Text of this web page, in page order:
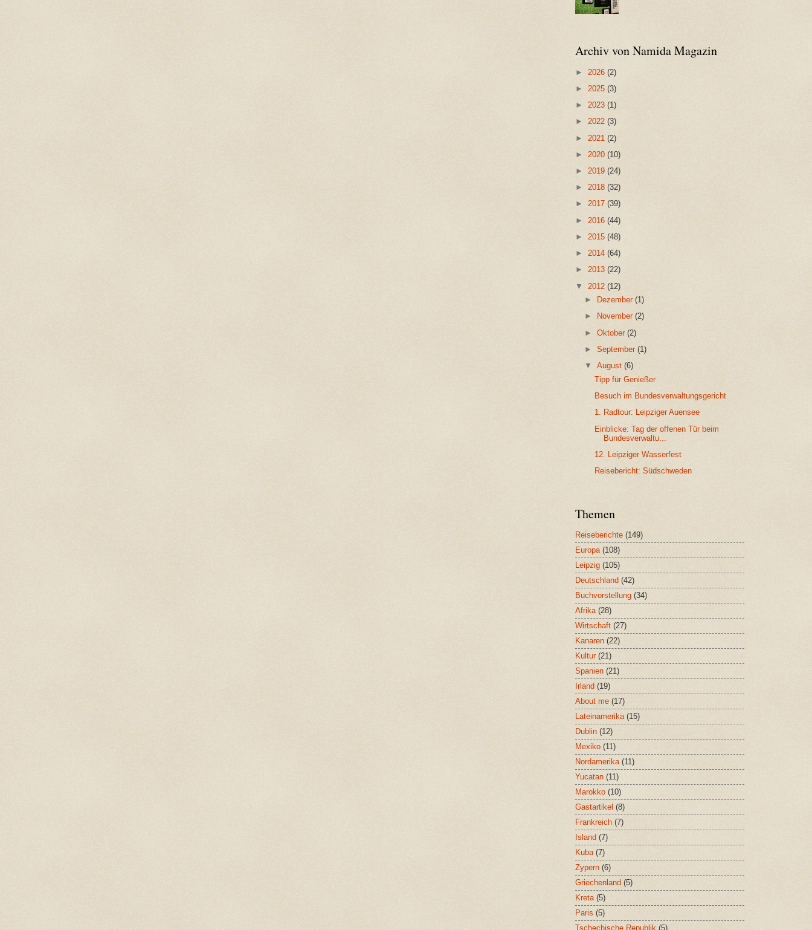
Archiv von Namida Magazin
► 2026 (2)
► 2025 (3)
► 2023 (1)
► 2022 (3)
► 2021 (2)
► 2020 (10)
► 2019 (24)
► 2018 (32)
► 2017 (39)
► 2016 (44)
► 2015 (48)
► 2014 (64)
► 2013 (22)
▼ 2012 (12)
►
Dezember(1)
►
November(2)
►Oktober(2)
►September(1)
▼August(6)
Tipp für Genießer
Besuch im Bundesverwaltungsgericht
1. Radtour: Leipziger Auensee
Einblicke: Tag der offenen Tür beim
Bundesverwaltu...
12. Leipziger Wasserfest
Reisebericht: Südschweden
Themen
Reiseberichte (149)
Europa (108)
Leipzig (105)
Deutschland (42)
Buchvorstellung (34)
Afrika (28)
Wirtschaft (27)
Kanaren (22)
Kultur (21)
Spanien (21)
Irland (19)
About me (17)
Lateinamerika (15)
Dublin (12)
Mexiko (11)
Nordamerika (11)
Yucatan (11)
Marokko (10)
Gastartikel (8)
Frankreich (7)
Island (7)
Kuba (7)
Zypern (6)
Griechenland (5)
Kreta (5)
Paris (5)
Tschechische Republik (5)